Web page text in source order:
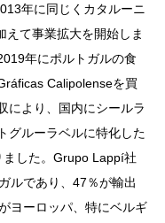
年に同じくカタルーニ
て事業拡大を開始しま
年にポルトガルの食
Calipolenseを買
により、国内にシールラ
グルーラベルに特化した
した。Grupo Lappí社
ルであり、47％が輸出
ヨーロッパ、特にベルギ